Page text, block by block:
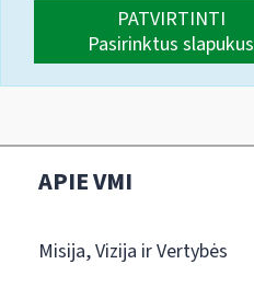
PATVIRTINTI
Pasirinktus slapukus
APIE VMI
Misija, Vizija ir Vertybės